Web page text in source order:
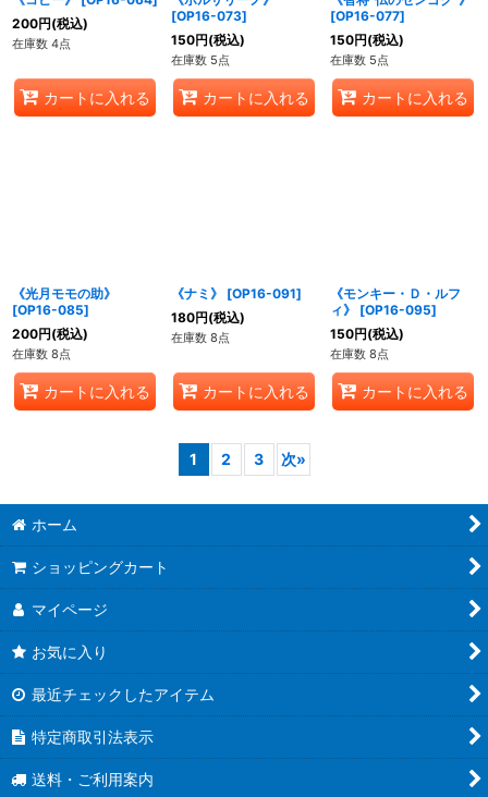
200円(税込)
在庫数 4点
カートに入れる
[OP16-073]
150円(税込)
在庫数 5点
カートに入れる
[OP16-077]
150円(税込)
在庫数 5点
カートに入れる
《光月モモの助》
[OP16-085]
200円(税込)
在庫数 8点
カートに入れる
《ナミ》 [OP16-091]
180円(税込)
在庫数 8点
カートに入れる
《モンキー・Ｄ・ルフ
ィ》
[OP16-095]
150円(税込)
在庫数 8点
カートに入れる
1 2 3 次»
ホーム
ショッピングカート
マイページ
お気に入り
最近チェックしたアイテム
特定商取引法表示
送料・ご利用案内